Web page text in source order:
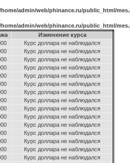
/home/admin/web/phinance.ru/public_html/
/home/admin/web/phinance.ru/public_html/
Изменение курса
Курс доллара не наблюдался
Курс доллара не наблюдался
Курс доллара не наблюдался
Курс доллара не наблюдался
Курс доллара не наблюдался
Курс доллара не наблюдался
Курс доллара не наблюдался
Курс доллара не наблюдался
Курс доллара не наблюдался
Курс доллара не наблюдался
Курс доллара не наблюдался
Курс доллара не наблюдался
Курс доллара не наблюдался
Курс доллара не наблюдался
Курс доллара не наблюдался